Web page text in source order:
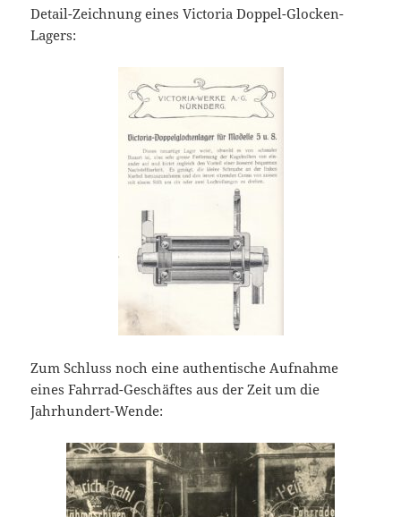
Detail-Zeichnung eines Victoria Doppel-Glocken-
Lagers:
Zum Schluss noch eine authentische Aufnahme
eines Fahrrad-Geschäftes aus der Zeit um die
Jahrhundert-Wende: